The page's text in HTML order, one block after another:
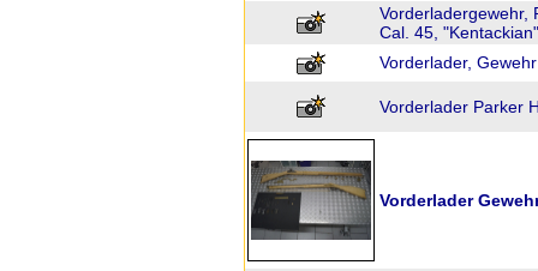
Vorderladergewehr,
Cal. 45,
Vorderlader,
Vorderlader Parker
Vorderlader